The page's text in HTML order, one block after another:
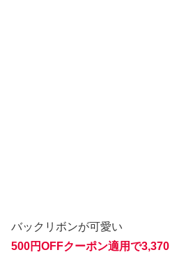
バックリボンが可愛い
500円OFFクーポン適用で3,370